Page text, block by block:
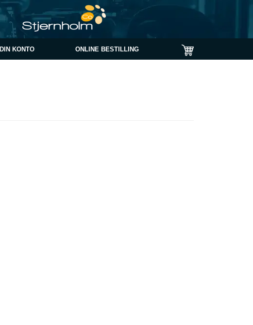
DIN KONTO ONLINE BESTILLING